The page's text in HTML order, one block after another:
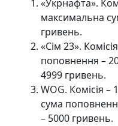
«Укрнафта».
максимальна
гривень.
«Сім 23».
поповнення –
4999 гривень.
WOG. Комісія –
сума
– 5000 гривень.